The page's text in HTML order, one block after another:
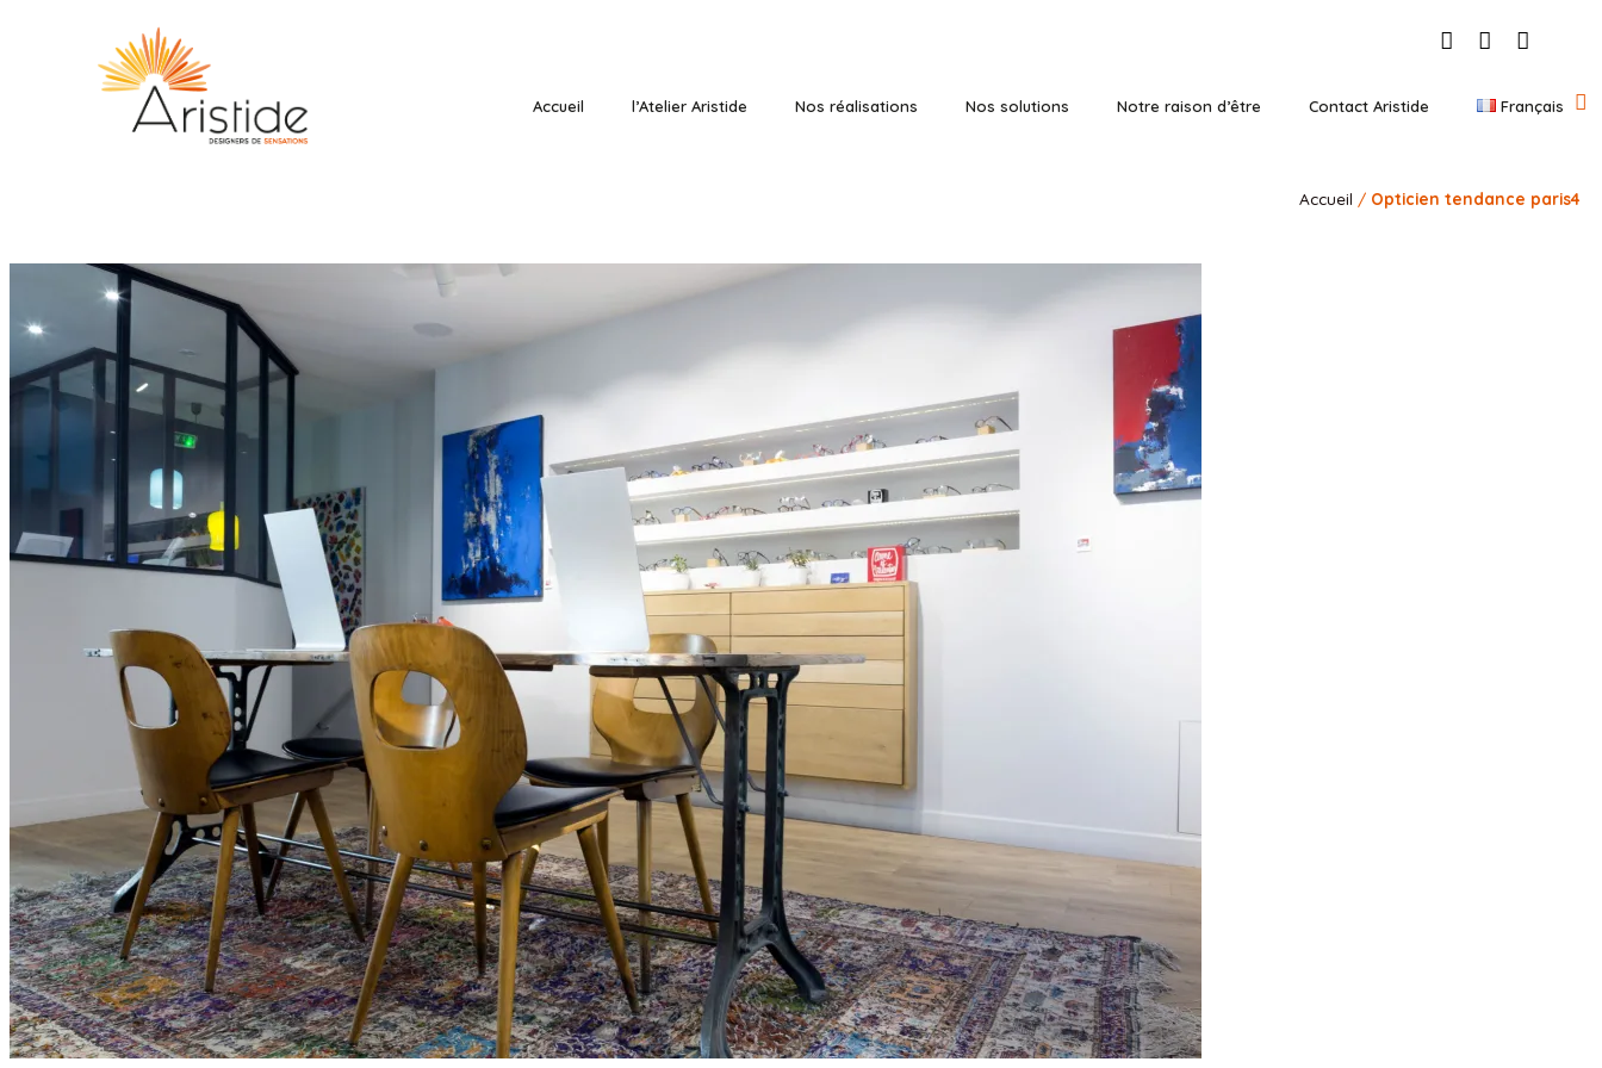
Accueil l’Atelier Aristide Nos réalisations Nos solutions Notre raison d’être Contact Aristide Français
Accueil / Opticien tendance paris4